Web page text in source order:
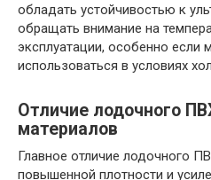
обладать устойчивостью к
обращать внимание на
эксплуатации, особенно если
использоваться в условиях
Отличие лодочного
материалов
Главное отличие лодочного
повышенной плотности и